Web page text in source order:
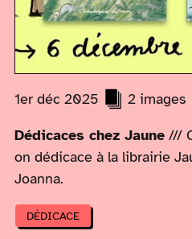
1er déc 2025 2 images
Dédicaces chez Jaune ///
on dédicace à la librairie
Joanna.
DÉDICACE